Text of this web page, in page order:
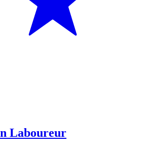
Laboureur